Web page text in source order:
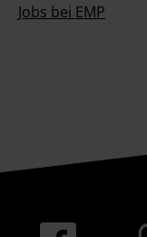
Jobs bei EMP